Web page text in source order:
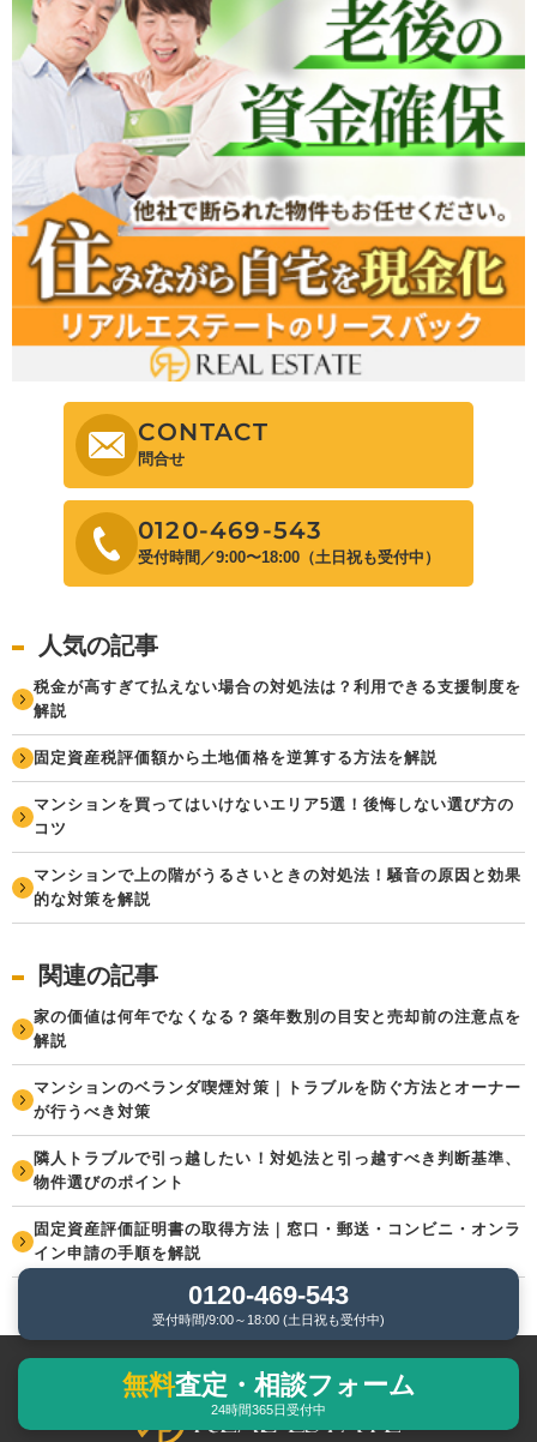
CONTACT
問合せ
0120-469-543
受付時間／9:00〜18:00（土日祝も受付中）
人気の記事
税金が高すぎて払えない場合の対処法は？利用できる支援制度を
解説
固定資産税評価額から土地価格を逆算する方法を解説
マンションを買ってはいけないエリア5選！後悔しない選び方の
コツ
マンションで上の階がうるさいときの対処法！騒音の原因と効果
的な対策を解説
関連の記事
家の価値は何年でなくなる？築年数別の目安と売却前の注意点を
解説
マンションのベランダ喫煙対策｜トラブルを防ぐ方法とオーナー
が行うべき対策
隣人トラブルで引っ越したい！対処法と引っ越すべき判断基準、
物件選びのポイント
固定資産評価証明書の取得方法｜窓口・郵送・コンビニ・オンラ
イン申請の手順を解説
0120-469-543
受付時間/9:00～18:00 (土日祝も受付中)
無料査定・相談フォーム
24時間365日受付中